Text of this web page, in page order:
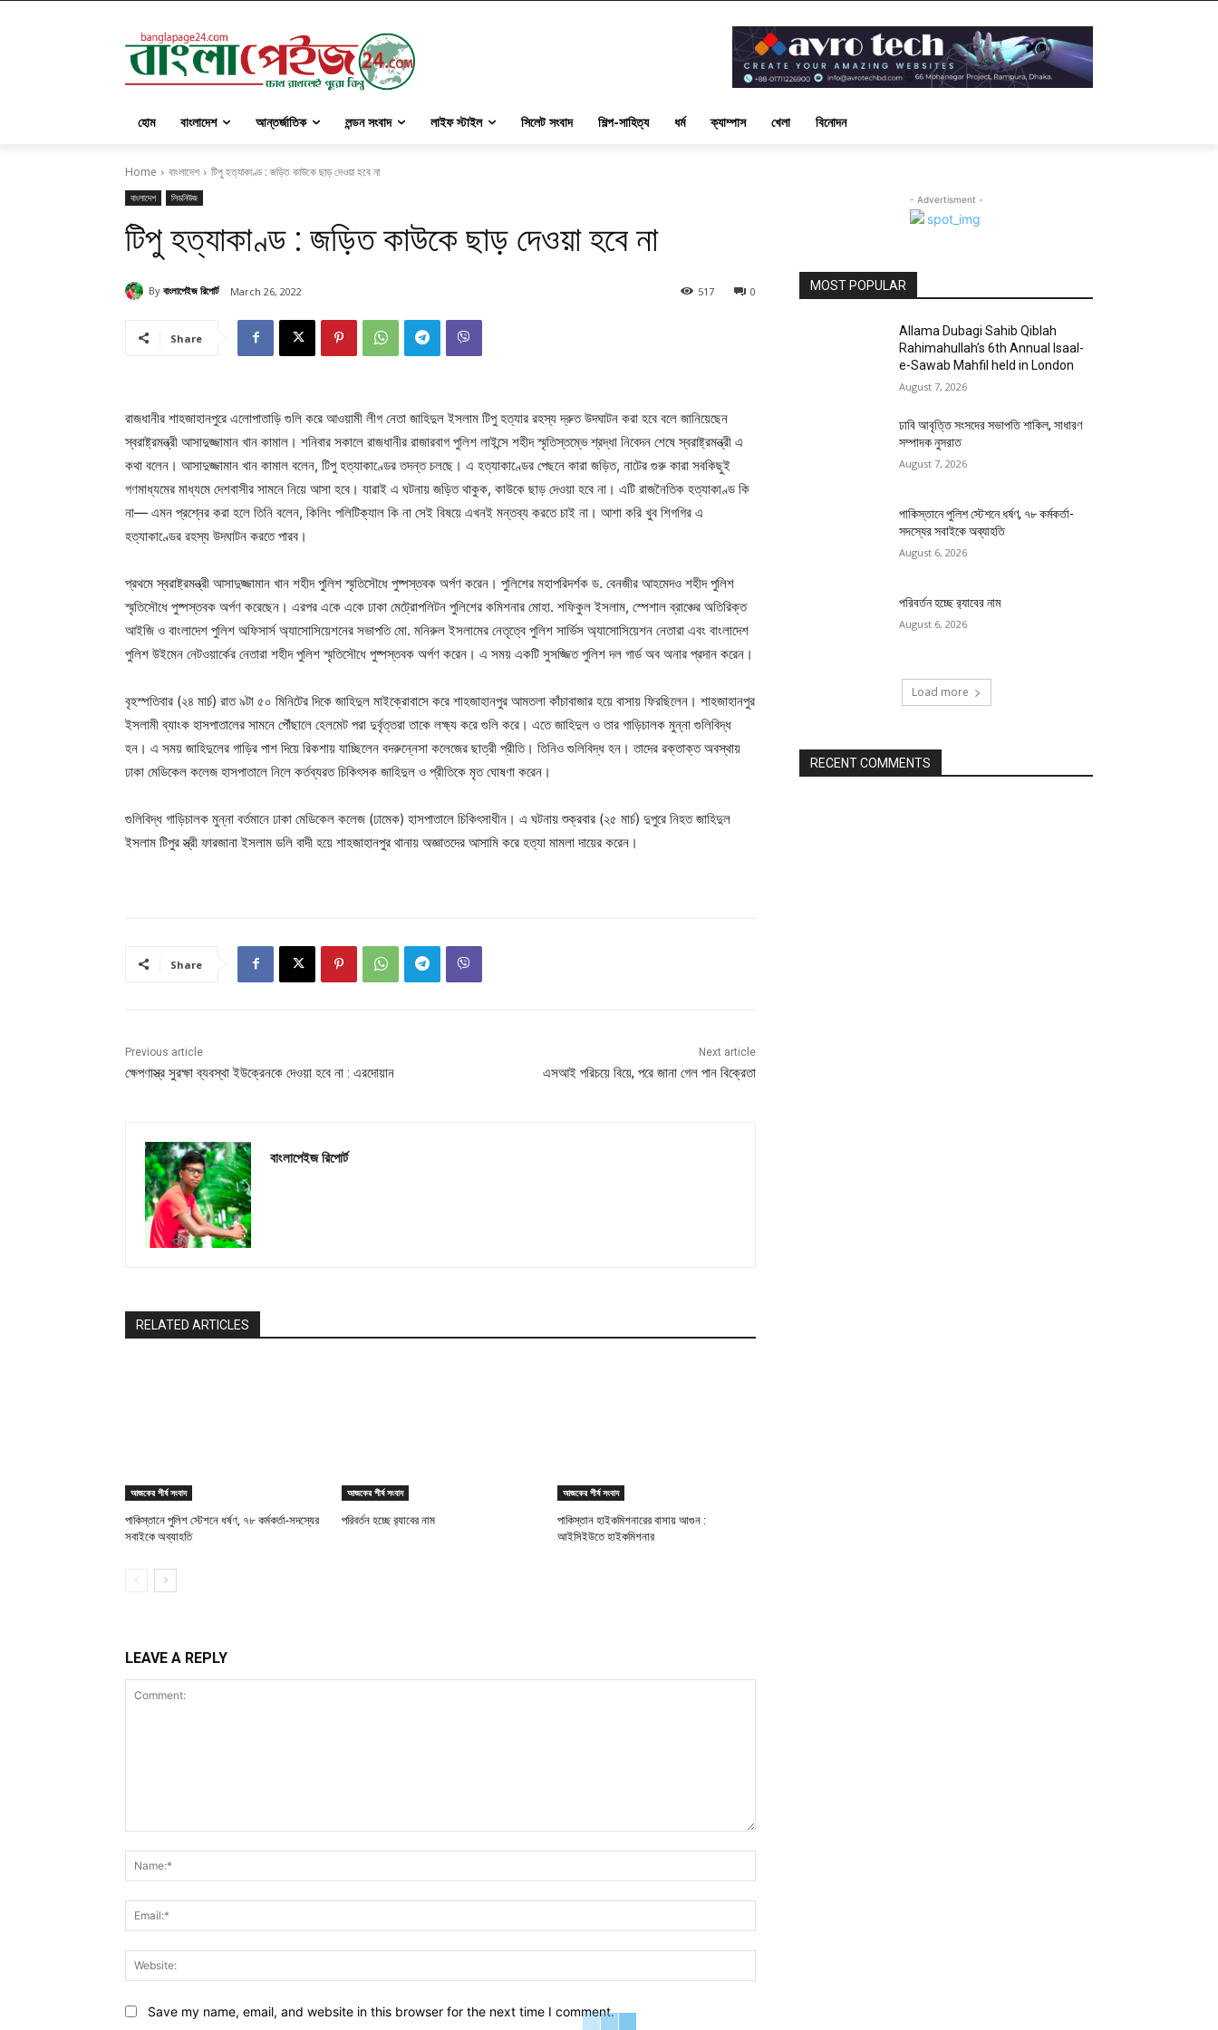
হোম বাংলাদেশ আন্তর্জাতিক লন্ডন সংবাদ লাইফ স্টাইল সিলেট সংবাদ শিল্প-সাহিত্য ধর্ম ক্যাম্পাস খেলা বিনোদন
Home বাংলাদেশ টিপু হত্যাকাণ্ড : জড়িত কাউকে ছাড় দেওয়া হবে না
বাংলাদেশ লিডনিউজ
টিপু হত্যাকাণ্ড : জড়িত কাউকে ছাড় দেওয়া হবে না
By বাংলাপেইজ রিপোর্ট March 26, 2022 0
517
Share
রাজধানীর শাহজাহানপুরে এলোপাতাড়ি গুলি করে আওয়ামী লীগ নেতা জাহিদুল ইসলাম টিপু হত্যার রহস্য দ্রুত উদঘাটন করা হবে বলে জানিয়েছেন
স্বরাষ্ট্রমন্ত্রী আসাদুজ্জামান খান কামাল। শনিবার সকালে রাজধানীর রাজারবাগ পুলিশ লাইন্সে শহীদ স্মৃতিস্তম্ভে শ্রদ্ধা নিবেদন শেষে স্বরাষ্ট্রমন্ত্রী এ
কথা বলেন। আসাদুজ্জামান খান কামাল বলেন, টিপু হত্যাকাণ্ডের তদন্ত চলছে। এ হত্যাকাণ্ডের পেছনে কারা জড়িত, নাটের গুরু কারা সবকিছুই
গণমাধ্যমের মাধ্যমে দেশবাসীর সামনে নিয়ে আসা হবে। যারাই এ ঘটনায় জড়িত থাকুক, কাউকে ছাড় দেওয়া হবে না। এটি রাজনৈতিক হত্যাকাণ্ড কি
না— এমন প্রশ্নের করা হলে তিনি বলেন, কিলিং পলিটিক্যাল কি না সেই বিষয়ে এখনই মন্তব্য করতে চাই না। আশা করি খুব শিগগির এ
হত্যাকাণ্ডের রহস্য উদঘাটন করতে পারব।
প্রথমে স্বরাষ্ট্রমন্ত্রী আসাদুজ্জামান খান শহীদ পুলিশ স্মৃতিসৌধে পুষ্পস্তবক অর্পণ করেন। পুলিশের মহাপরিদর্শক ড. বেনজীর আহমেদও শহীদ পুলিশ
স্মৃতিসৌধে পুষ্পস্তবক অর্পণ করেছেন। এরপর একে একে ঢাকা মেট্রোপলিটন পুলিশের কমিশনার মোহা. শফিকুল ইসলাম, স্পেশাল ব্রাঞ্চের অতিরিক্ত
আইজি ও বাংলাদেশ পুলিশ অফিসার্স অ্যাসোসিয়েশনের সভাপতি মো. মনিরুল ইসলামের নেতৃত্বে পুলিশ সার্ভিস অ্যাসোসিয়েশন নেতারা এবং বাংলাদেশ
পুলিশ উইমেন নেটওয়ার্কের নেতারা শহীদ পুলিশ স্মৃতিসৌধে পুষ্পস্তবক অর্পণ করেন। এ সময় একটি সুসজ্জিত পুলিশ দল গার্ড অব অনার প্রদান করেন।
বৃহস্পতিবার (২৪ মার্চ) রাত ৯টা ৫০ মিনিটের দিকে জাহিদুল মাইক্রোবাসে করে শাহজাহানপুর আমতলা কাঁচাবাজার হয়ে বাসায় ফিরছিলেন। শাহজাহানপুর
ইসলামী ব্যাংক হাসপাতালের সামনে পৌঁছালে হেলমেট পরা দুর্বৃত্তরা তাকে লক্ষ্য করে গুলি করে। এতে জাহিদুল ও তার গাড়িচালক মুন্না গুলিবিদ্ধ
হন। এ সময় জাহিদুলের গাড়ির পাশ দিয়ে রিকশায় যাচ্ছিলেন বদরুন্নেসা কলেজের ছাত্রী প্রীতি। তিনিও গুলিবিদ্ধ হন। তাদের রক্তাক্ত অবস্থায়
ঢাকা মেডিকেল কলেজ হাসপাতালে নিলে কর্তব্যরত চিকিৎসক জাহিদুল ও প্রীতিকে মৃত ঘোষণা করেন।
গুলিবিদ্ধ গাড়িচালক মুন্না বর্তমানে ঢাকা মেডিকেল কলেজ (ঢামেক) হাসপাতালে চিকিৎসাধীন। এ ঘটনায় শুক্রবার (২৫ মার্চ) দুপুরে নিহত জাহিদুল
ইসলাম টিপুর স্ত্রী ফারজানা ইসলাম ডলি বাদী হয়ে শাহজাহানপুর থানায় অজ্ঞাতদের আসামি করে হত্যা মামলা দায়ের করেন।
Share
Previous article
ক্ষেপণাস্ত্র সুরক্ষা ব্যবস্থা ইউক্রেনকে দেওয়া হবে না : এরদোয়ান
Next article
এসআই পরিচয়ে বিয়ে, পরে জানা গেল পান বিক্রেতা
বাংলাপেইজ রিপোর্ট
RELATED ARTICLES
আজকের শীর্ষ সংবাদ
পাকিস্তানে পুলিশ স্টেশনে ধর্ষণ, ৭৮ কর্মকর্তা-সদস্যের
সবাইকে অব্যাহতি
আজকের শীর্ষ সংবাদ
পরিবর্তন হচ্ছে র‌্যাবের নাম
আজকের শীর্ষ সংবাদ
পাকিস্তান হাইকমিশনারের বাসায় আগুন :
আইসিইউতে হাইকমিশনার
LEAVE A REPLY
Save my name, email, and website in this browser for the next time I comment.
- Advertisment -
MOST POPULAR
Allama Dubagi Sahib Qiblah
Rahimahullah’s 6th Annual Isaal-
e-Sawab Mahfil held in London
August 7, 2026
ঢাবি আবৃত্তি সংসদের সভাপতি শাকিল, সাধারণ
সম্পাদক নুসরাত
August 7, 2026
পাকিস্তানে পুলিশ স্টেশনে ধর্ষণ, ৭৮ কর্মকর্তা-
সদস্যের সবাইকে অব্যাহতি
August 6, 2026
পরিবর্তন হচ্ছে র‌্যাবের নাম
August 6, 2026
Load more
RECENT COMMENTS